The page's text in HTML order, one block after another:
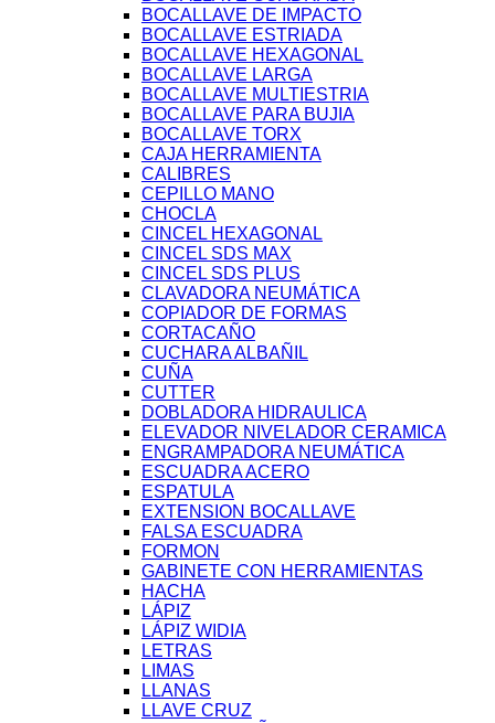
BOCALLAVE DE IMPACTO
BOCALLAVE ESTRIADA
BOCALLAVE HEXAGONAL
BOCALLAVE LARGA
BOCALLAVE MULTIESTRIA
BOCALLAVE PARA BUJIA
BOCALLAVE TORX
CAJA HERRAMIENTA
CALIBRES
CEPILLO MANO
CHOCLA
CINCEL HEXAGONAL
CINCEL SDS MAX
CINCEL SDS PLUS
CLAVADORA NEUMÁTICA
COPIADOR DE FORMAS
CORTACAÑO
CUCHARA ALBAÑIL
CUÑA
CUTTER
DOBLADORA HIDRAULICA
ELEVADOR NIVELADOR CERAMICA
ENGRAMPADORA NEUMÁTICA
ESCUADRA ACERO
ESPATULA
EXTENSION BOCALLAVE
FALSA ESCUADRA
FORMON
GABINETE CON HERRAMIENTAS
HACHA
LÁPIZ
LÁPIZ WIDIA
LETRAS
LIMAS
LLANAS
LLAVE CRUZ